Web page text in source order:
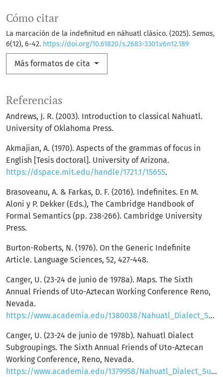
Cómo citar
La marcación de la indefinitud en náhuatl clásico. (2025). Semas,
6(12), 6-42. https://doi.org/10.61820/s.2683-3301.v6n12.189
Más formatos de cita
Referencias
Andrews, J. R. (2003). Introduction to classical Nahuatl.
University of Oklahoma Press.
Akmajian, A. (1970). Aspects of the grammas of focus in
English [Tesis doctoral]. University of Arizona.
https://dspace.mit.edu/handle/1721.1/15655.
Brasoveanu, A. & Farkas, D. F. (2016). Indefinites. En M.
Aloni y P. Dekker (Eds.), The Cambridge Handbook of
Formal Semantics (pp. 238-266). Cambridge University
Press.
Burton-Roberts, N. (1976). On the Generic Indefinite
Article. Language Sciences, 52, 427-448.
Canger, U. (23-24 de junio de 1978a). Maps. The Sixth
Annual Friends of Uto-Aztecan Working Conference Reno,
Nevada.
https://www.academia.edu/1380038/Nahuatl_Dialect_Subgroupings_maps
Canger, U. (23-24 de junio de 1978b). Nahuatl Dialect
Subgroupings. The Sixth Annual Friends of Uto-Aztecan
Working Conference, Reno, Nevada.
https://www.academia.edu/1379958/Nahuatl_Dialect_Subgroupings_1978